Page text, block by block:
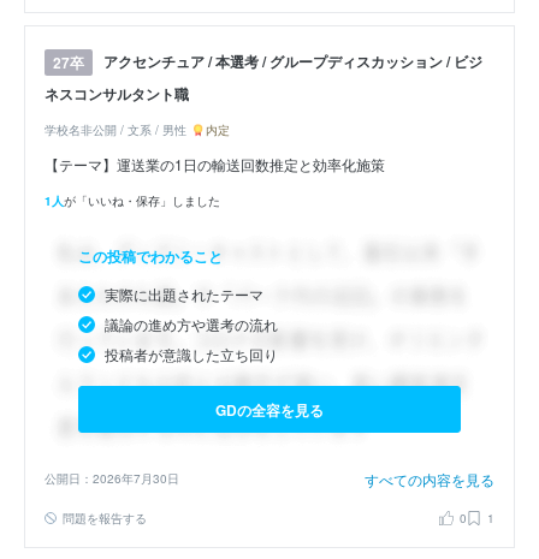
27卒
アクセンチュア / 本選考 / グループディスカッション / ビジ
ネスコンサルタント職
学校名非公開 / 文系 / 男性 内定
【テーマ】運送業の1日の輸送回数推定と効率化施策
1人が「いいね・保存」しました
この投稿でわかること
実際に出題されたテーマ
議論の進め方や選考の流れ
投稿者が意識した立ち回り
GDの全容を見る
公開日：2026年7月30日 すべての内容を見る
問題を報告する 0 1